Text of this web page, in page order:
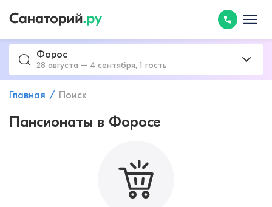
Форос
28 августа – 4 сентября, 1 гость
Главная Поиск
Пансионаты в Форосе